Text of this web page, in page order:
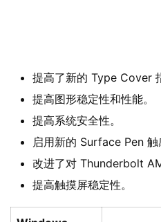
提高了新的 Type Cover
提高图形稳定性和性能。
提高系统安全性。
启用新的 Surface Pen 触
改进了对 Thunderbolt
提高触摸屏稳定性。